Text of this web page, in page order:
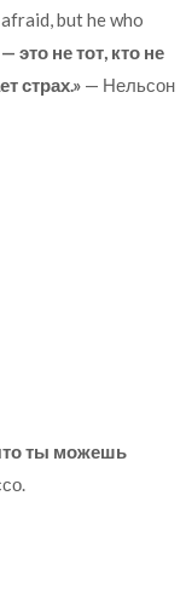
but he who
не тот, кто не
страх.» — Нельсон
ты можешь